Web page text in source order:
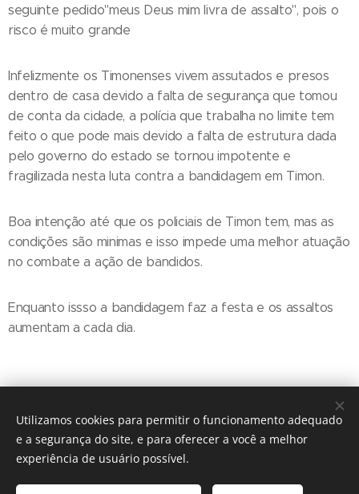
seguinte pedido"meus Deus mim livra de assalto", pois o
risco é muito grande
Infelizmente os Timonenses vivem assutados e presos
dentro de casa devido a falta de segurança que tomou
de conta da cidade, a polícia que trabalha no limite tem
feito o que pode mais devido a falta de estrutura dada
pelo governo do estado se tornou impotente e
fragilizada nesta luta contra a bandidagem em Timon.
Boa intenção até que os policiais de Timon tem, mas as
condições são minimas e isso impede uma melhor atuação
no combate a ação de bandidos.
Enquanto issso a bandidagem faz a festa e os assaltos
aumentam a cada dia.
© 2016 The Crosshairs / Nenhuma guitarra foi quebrada na
construção deste site.
Utilizamos cookies para permitir o funcionamento adequado
e a segurança do site, e para oferecer a você a melhor
experiência de usuário possível.